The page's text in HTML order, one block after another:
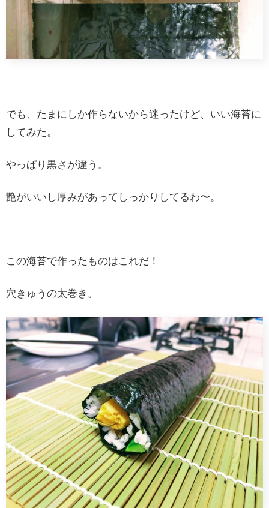
でも、たまにしか作らないから迷ったけど、いい海苔に
してみた。
やっぱり黒さが違う。
艶がいいし厚みがあってしっかりしてるわ〜。
この海苔で作ったものはこれだ！
穴きゅうの太巻き。